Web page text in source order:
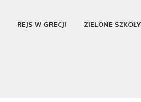
REJS W GRECJI ZIELONE SZKOŁY